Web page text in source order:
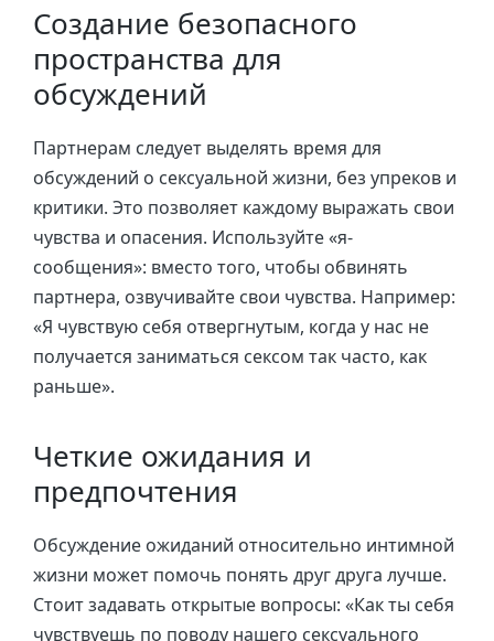
Создание безопасного
пространства для
обсуждений
Партнерам следует выделять время для
обсуждений о сексуальной жизни, без упреков и
критики. Это позволяет каждому выражать свои
чувства и опасения. Используйте «я-
сообщения»: вместо того, чтобы обвинять
партнера, озвучивайте свои чувства. Например:
«Я чувствую себя отвергнутым, когда у нас не
получается заниматься сексом так часто, как
раньше».
Четкие ожидания и
предпочтения
Обсуждение ожиданий относительно интимной
жизни может помочь понять друг друга лучше.
Стоит задавать открытые вопросы: «Как ты себя
чувствуешь по поводу нашего сексуального